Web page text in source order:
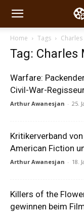
Home Tags
Tag: Charles
Warfare:
Civil-War-
Arthur Awanesjan - 25.
Kritikerverband
American Fiction
Arthur Awanesjan - 18.
Killers of the
gewinnen beim